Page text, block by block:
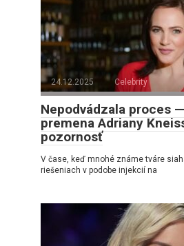
24.12.2025 Celebrity
Nepodvádzala proces
premena Adriany
pozornosť
V čase, keď mnohé známe tváre
riešeniach v podobe injekcií na